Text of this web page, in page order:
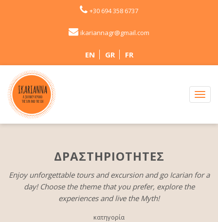
+30 694 358 6737
ikariannagr@gmail.com
EN GR FR
ΔΡΑΣΤΗΡΙΟΤΗΤΕΣ
Enjoy unforgettable tours and excursion and go Icarian for a
day! Choose the theme that you prefer, explore the
experiences and live the Myth!
κατηγορία